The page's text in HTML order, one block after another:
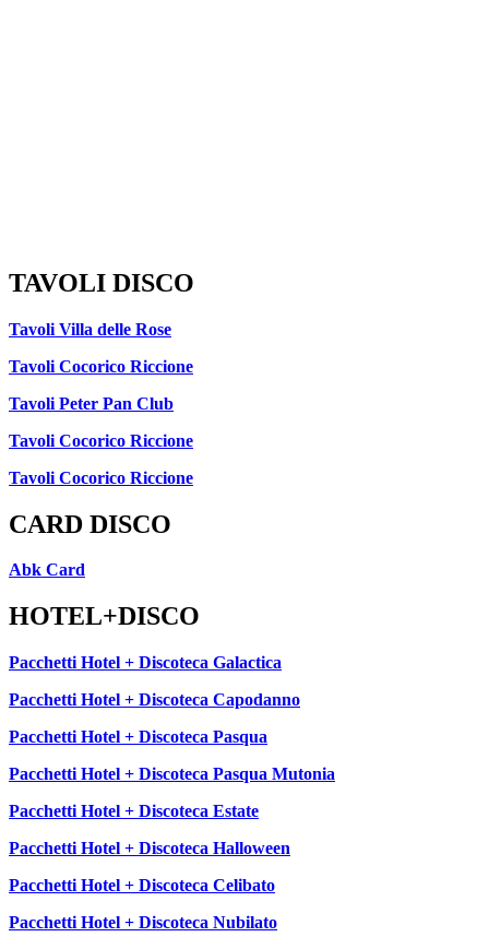
TAVOLI DISCO
Tavoli Villa delle Rose
Tavoli Cocorico Riccione
Tavoli Peter Pan Club
Tavoli Cocorico Riccione
Tavoli Cocorico Riccione
CARD DISCO
Abk Card
HOTEL+DISCO
Pacchetti Hotel + Discoteca Galactica
Pacchetti Hotel + Discoteca Capodanno
Pacchetti Hotel + Discoteca Pasqua
Pacchetti Hotel + Discoteca Pasqua Mutonia
Pacchetti Hotel + Discoteca Estate
Pacchetti Hotel + Discoteca Halloween
Pacchetti Hotel + Discoteca Celibato
Pacchetti Hotel + Discoteca Nubilato